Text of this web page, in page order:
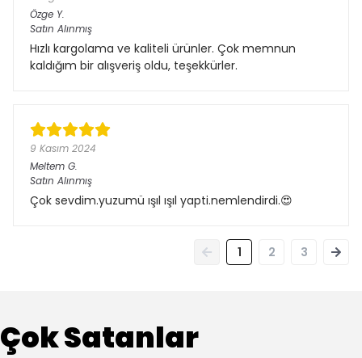
Özge Y.
Satın Alınmış
Hızlı kargolama ve kaliteli ürünler. Çok memnun
kaldığım bir alışveriş oldu, teşekkürler.
9 Kasım 2024
Meltem G.
Satın Alınmış
Çok sevdim.yuzumü ışıl ışıl yapti.nemlendirdi.😍
1 2 3
Çok Satanlar